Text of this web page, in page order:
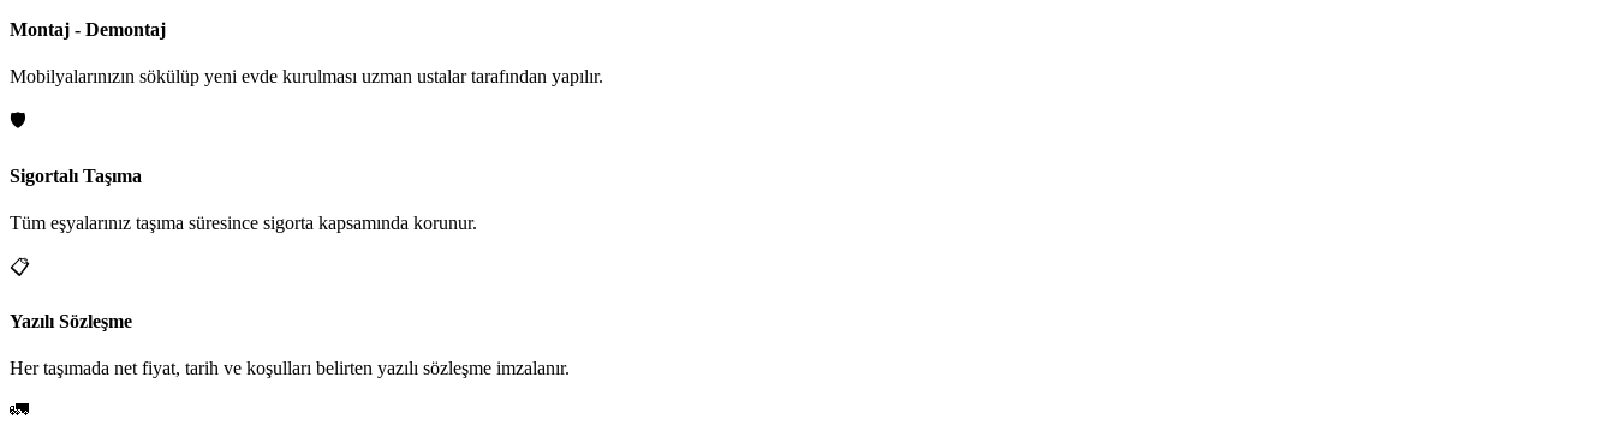
Montaj - Demontaj
Mobilyalarınızın sökülüp yeni evde kurulması uzman ustalar tarafından yapılır.
🛡️
Sigortalı Taşıma
Tüm eşyalarınız taşıma süresince sigorta kapsamında korunur.
📋
Yazılı Sözleşme
Her taşımada net fiyat, tarih ve koşulları belirten yazılı sözleşme imzalanır.
🚛